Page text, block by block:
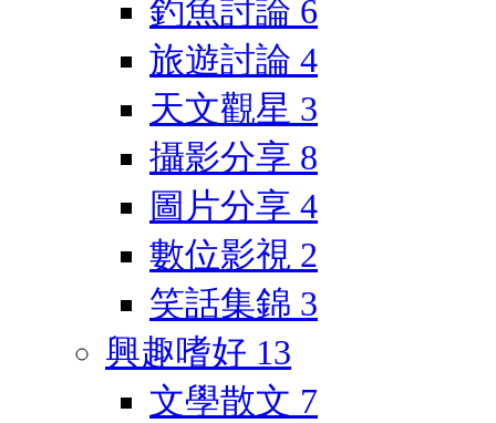
釣魚討論 6
旅遊討論 4
天文觀星 3
攝影分享 8
圖片分享 4
數位影視 2
笑話集錦 3
興趣嗜好 13
文學散文 7